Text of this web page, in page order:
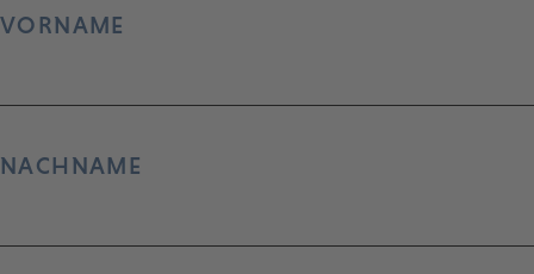
VORNAME
NACHNAME